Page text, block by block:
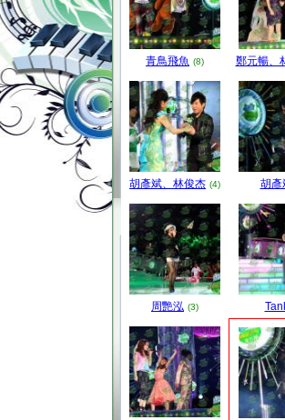
青鳥飛魚 (8) 鄭元暢、
胡彥斌、林俊杰 (4) 胡彥
周艷泓 (3)